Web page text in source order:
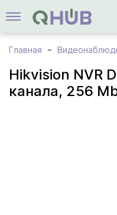
Главная
Hikvision NVR
канала, 256